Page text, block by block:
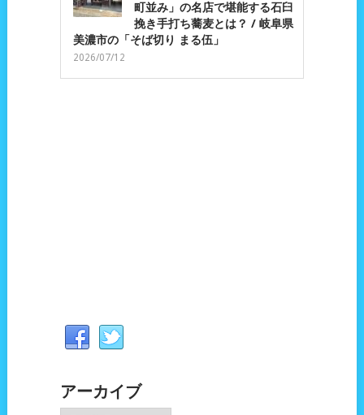
町並み」の名店で堪能する石臼
挽き手打ち蕎麦とは？ / 岐阜県
美濃市の「そば切り まる伍」
2026/07/12
アーカイブ